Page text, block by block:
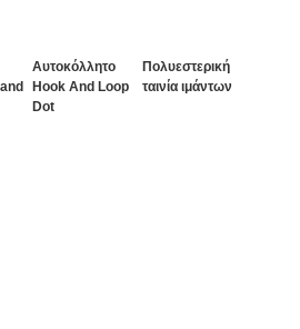
Αυτοκόλλητο
Hook And Loop
Dot
Πολυεστερική
ταινία ιμάντων